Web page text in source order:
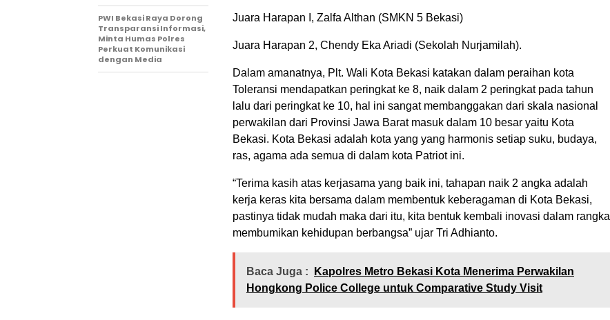
Juara Harapan I, Zalfa Althan (SMKN 5 Bekasi)
Juara Harapan 2, Chendy Eka Ariadi (Sekolah Nurjamilah).
Dalam amanatnya, Plt. Wali Kota Bekasi katakan dalam peraihan kota
Toleransi mendapatkan peringkat ke 8, naik dalam 2 peringkat pada tahun
lalu dari peringkat ke 10, hal ini sangat membanggakan dari skala nasional
perwakilan dari Provinsi Jawa Barat masuk dalam 10 besar yaitu Kota
Bekasi. Kota Bekasi adalah kota yang yang harmonis setiap suku, budaya,
ras, agama ada semua di dalam kota Patriot ini.
“Terima kasih atas kerjasama yang baik ini, tahapan naik 2 angka adalah
kerja keras kita bersama dalam membentuk keberagaman di Kota Bekasi,
pastinya tidak mudah maka dari itu, kita bentuk kembali inovasi dalam rangka
membumikan kehidupan berbangsa” ujar Tri Adhianto.
Baca Juga :
Kapolres Metro Bekasi Kota Menerima Perwakilan
Hongkong Police College untuk Comparative Study Visit
PWI Bekasi Raya Dorong
Transparansi Informasi,
Minta Humas Polres
Perkuat Komunikasi
dengan Media